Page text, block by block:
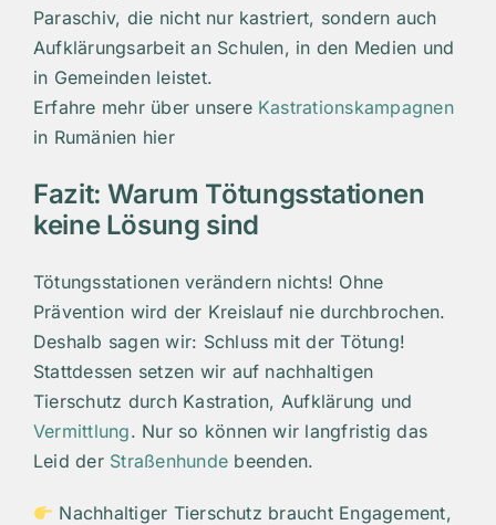
Paraschiv, die nicht nur kastriert, sondern auch
Aufklärungsarbeit an Schulen, in den Medien und
in Gemeinden leistet.
Erfahre mehr über unsere Kastrationskampagnen
in Rumänien hier
Fazit: Warum Tötungsstationen
keine Lösung sind
Tötungsstationen verändern nichts! Ohne
Prävention wird der Kreislauf nie durchbrochen.
Deshalb sagen wir: Schluss mit der Tötung!
Stattdessen setzen wir auf nachhaltigen
Tierschutz durch Kastration, Aufklärung und
Vermittlung. Nur so können wir langfristig das
Leid der Straßenhunde beenden.
Nachhaltiger Tierschutz braucht Engagement,